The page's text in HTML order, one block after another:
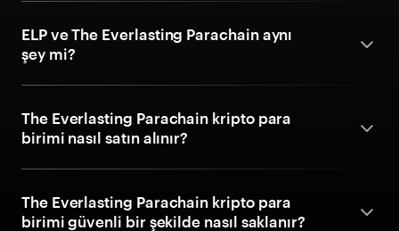
ELP ve The Everlasting Parachain aynı
şey mi?
The Everlasting Parachain kripto para
birimi nasıl satın alınır?
The Everlasting Parachain kripto para
birimi güvenli bir şekilde nasıl saklanır?